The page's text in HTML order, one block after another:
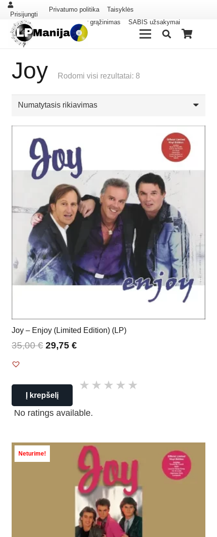
Prisijungti
Privatumo politika
Taisyklės
Pristatymas ir grąžinimas
SABIS užsakymai
Joy Rodomi visi rezultatai: 8
Joy – Enjoy (Limited Edition) (LP)
35,00€ 29,75 €
Į krepšelį
No ratings available.
Neturime!